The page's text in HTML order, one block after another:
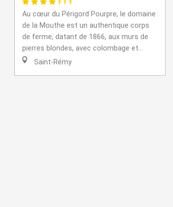
Au cœur du Périgord Pourpre, le domaine
de la Mouthe est un authentique corps
de ferme, datant de 1866, aux murs de
pierres blondes, avec colombage et...
Saint-Rémy